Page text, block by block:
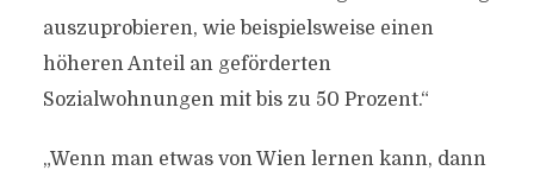
auszuprobieren, wie beispielsweise einen
höheren Anteil an geförderten
Sozialwohnungen mit bis zu 50 Prozent.“
„Wenn man etwas von Wien lernen kann, dann